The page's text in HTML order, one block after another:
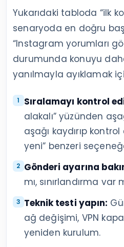
Yukarıdaki tabloda “ilk
senaryoda en doğru
“Instagram yorumları
durumunda konuyu
yanılmayla ayıklamak
Sıralamayı kontrol
alakalı” yüzünden
aşağı kaydırıp
yeni” benzeri
Gönderi ayarına
mı, sınırlandırma var
Teknik testi yapın:
ağ değişimi, VPN
yeniden kurulum.